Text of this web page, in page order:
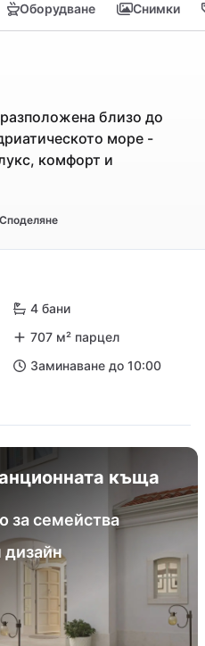
Оборудване Снимки
близо до
море -
комфорт и
4 бани
707 м² парцел
Заминаване до 10:00
къща
за семейства
дизайн